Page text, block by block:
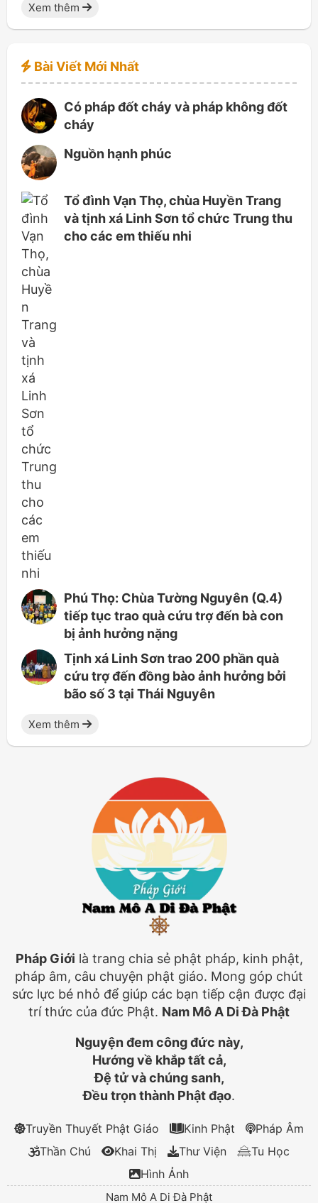
Xem thêm
Bài Viết Mới Nhất
Có pháp đốt cháy và pháp không đốt
cháy
Nguồn hạnh phúc
Tổ đình Vạn Thọ, chùa Huyền Trang
và tịnh xá Linh Sơn tổ chức Trung thu
cho các em thiếu nhi
Phú Thọ: Chùa Tường Nguyên (Q.4)
tiếp tục trao quà cứu trợ đến bà con
bị ảnh hưởng nặng
Tịnh xá Linh Sơn trao 200 phần quà
cứu trợ đến đồng bào ảnh hưởng bởi
bão số 3 tại Thái Nguyên
Xem thêm
Pháp Giới là trang chia sẻ phật pháp, kinh phật,
pháp âm, câu chuyện phật giáo. Mong góp chút
sức lực bé nhỏ để giúp các bạn tiếp cận được đại
trí thức của đức Phật. Nam Mô A Di Đà Phật
Nguyện đem công đức này,
Hướng về khắp tất cả,
Đệ tử và chúng sanh,
Đều trọn thành Phật đạo.
Truyền Thuyết Phật Giáo Kinh Phật
Pháp Âm
Thần Chú
Khai Thị Thư Viện
Tu Học
Hình Ảnh
Nam Mô A Di Đà Phật